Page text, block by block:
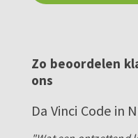
Zo beoordelen
ons
Da Vinci Code in